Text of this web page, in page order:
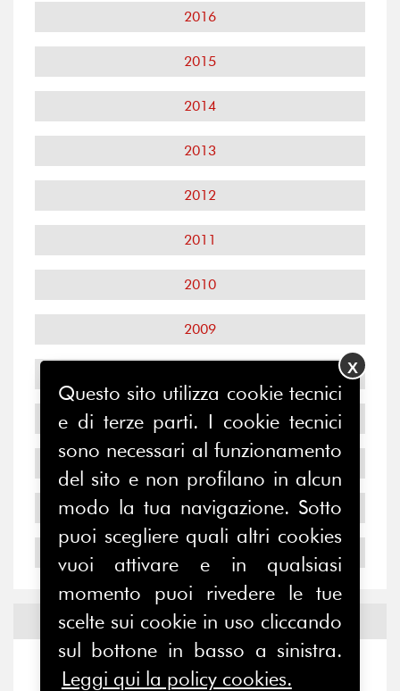
2016
2015
2014
2013
2012
2011
2010
2009
2007
2006
2005
2004
Notizie edEventi
Notizie-
Questo sito utilizza cookie tecnici
e di terze parti. I cookie tecnici
sono necessari al funzionamento
del sito e non profilano in alcun
modo la tua navigazione. Sotto
puoi scegliere quali altri cookies
vuoi attivare e in qualsiasi
momento puoi rivedere le tue
scelte sui cookie in uso cliccando
sul bottone in basso a sinistra.
Leggi qui la policy cookies.
X